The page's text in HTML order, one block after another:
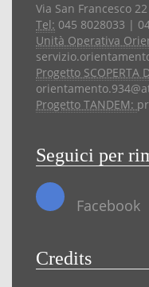
Via San Francesco
Tel: 045 8028033 |
Unità Operativa
Progetto SCOPERTA
Progetto TANDEM:
Seguici per
Facebook
Credits